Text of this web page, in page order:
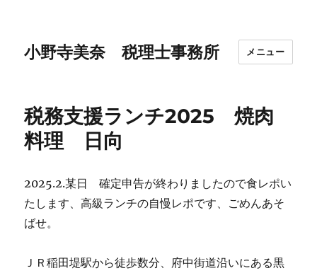
小野寺美奈 税理士事務所 メニュー
税務支援ランチ2025 焼肉
料理 日向
2025.2.某日 確定申告が終わりましたので食レポい
たします、高級ランチの自慢レポです、ごめんあそ
ばせ。
ＪＲ稲田堤駅から徒歩数分、府中街道沿いにある黒